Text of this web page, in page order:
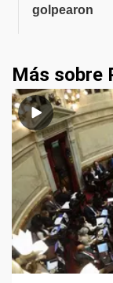
golpearon
Más sobre